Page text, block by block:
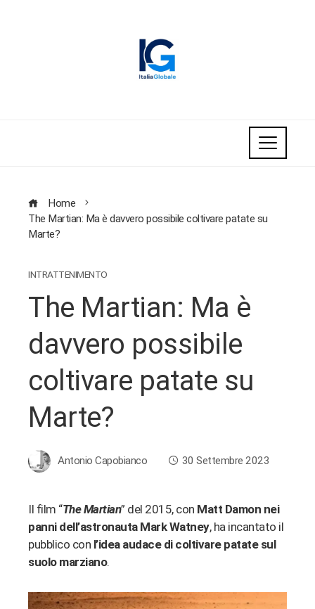
Home
The Martian: Ma è davvero possibile coltivare patate su
Marte?
INTRATTENIMENTO
The Martian: Ma è
davvero possibile
coltivare patate su
Marte?
Antonio Capobianco 30 Settembre 2023
Il film “The Martian” del 2015, con Matt Damon nei
panni dell’astronauta Mark Watney, ha incantato il
pubblico con l’idea audace di coltivare patate sul
suolo marziano.